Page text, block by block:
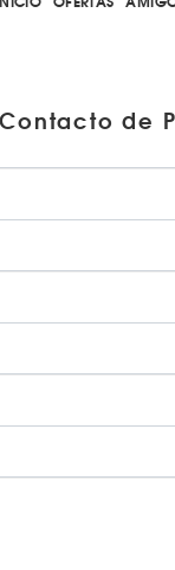
Contacto de